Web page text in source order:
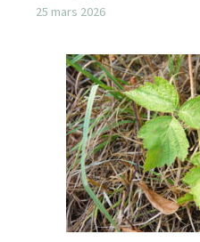
25 mars 2026